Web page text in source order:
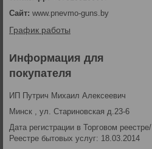
www.pnevmo-guns.by
График работы
Информация для
покупателя
ИП Путрич Михаил Алексеевич
Минск , ул. Стариновская д.23-6
Дата регистрации в Торговом реестре/
Реестре бытовых услуг: 18.03.2014